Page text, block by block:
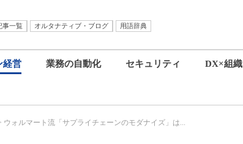
事一覧 オルタナティブ・ブログ
用語辞典
経営 業務の自動化 セキュリティ DX×組織
ウォルマート流「サプライチェーンのモダナイズ」は...